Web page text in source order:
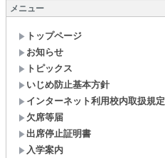
メニュー
トップページ
お知らせ
トピックス
いじめ防止基本方針
インターネット利用校内取扱規定
欠席等届
出席停止証明書
入学案内